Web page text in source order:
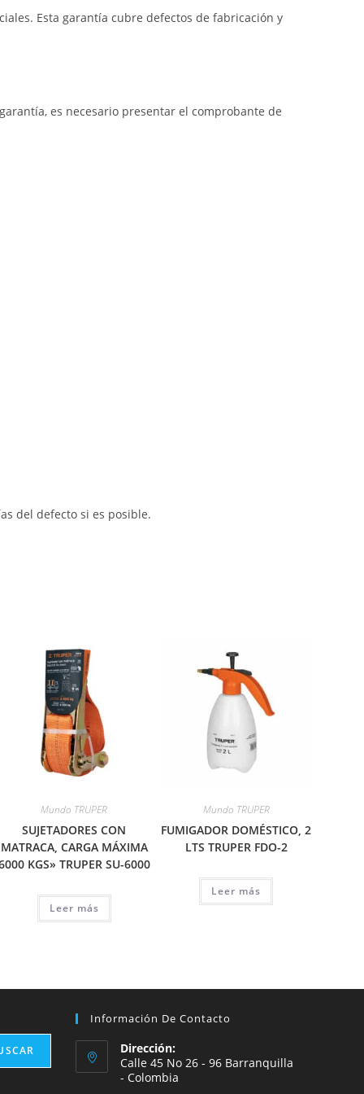
Esta garantía cubre defectos de fabricación y
es necesario presentar el comprobante de
del defecto si es posible.
Mundo TRUPER
SUJETADORES CON
MATRACA, CARGA MÁXIMA
KGS» TRUPER SU-6000
Leer más
Mundo TRUPER
FUMIGADOR DOMÉSTICO, 2
LTS TRUPER FDO-2
Leer más
Información De Contacto
Dirección:
Calle 45 No 26 - 96 Barranquilla
- Colombia